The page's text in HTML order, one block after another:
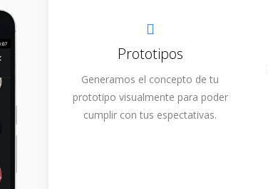
Prototipos
Generamos el concepto de tu
prototipo visualmente para poder
cumplir con tus espectativas.